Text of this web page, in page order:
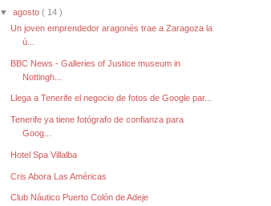
▼agosto( 14 )
Un joven emprendedor aragonés trae a Zaragoza la
ú...
BBC News - Galleries of Justice museum in
Nottingh...
Llega a Tenerife el negocio de fotos de Google par...
Tenerife ya tiene fotógrafo de confianza para
Goog...
Hotel Spa Villalba
Cris Abora Las Américas
Club Náutico Puerto Colón de Adeje